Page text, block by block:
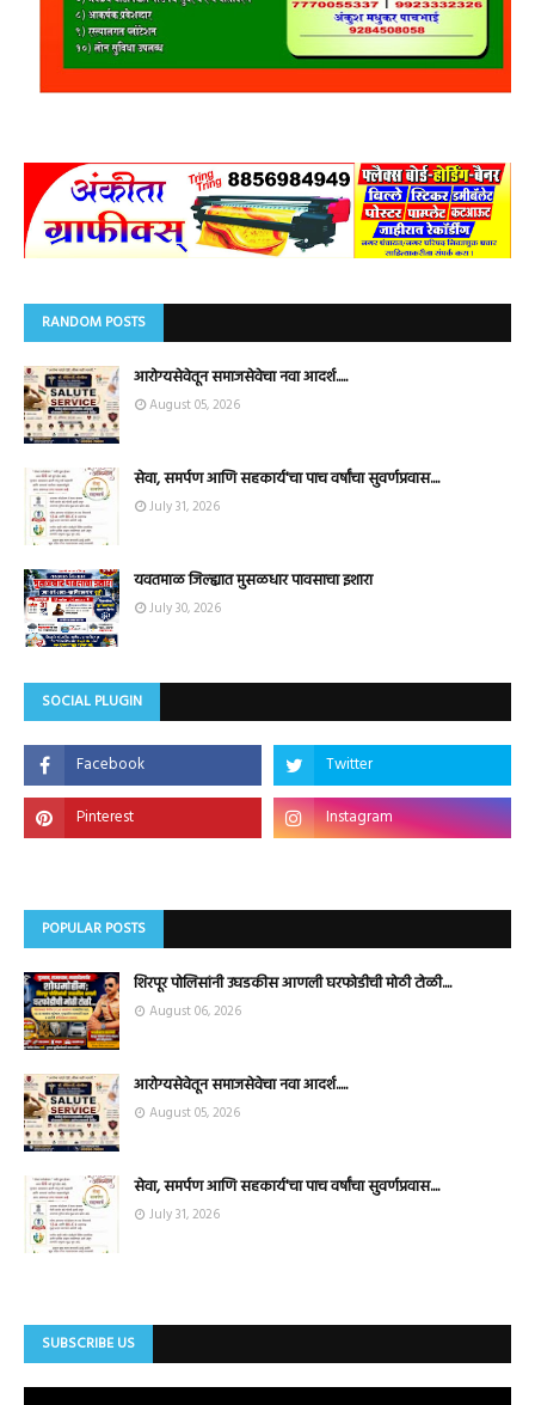
RANDOM POSTS
आरोग्यसेवेतून समाजसेवेचा नवा आदर्श.....
August 05, 2026
सेवा, समर्पण आणि सहकार्य'चा पाच वर्षांचा सुवर्णप्रवास....
July 31, 2026
यवतमाळ जिल्ह्यात मुसळधार पावसाचा इशारा
July 30, 2026
SOCIAL PLUGIN
POPULAR POSTS
शिरपूर पोलिसांनी उघडकीस आणली घरफोडीची मोठी टोळी....
August 06, 2026
आरोग्यसेवेतून समाजसेवेचा नवा आदर्श.....
August 05, 2026
सेवा, समर्पण आणि सहकार्य'चा पाच वर्षांचा सुवर्णप्रवास....
July 31, 2026
SUBSCRIBE US